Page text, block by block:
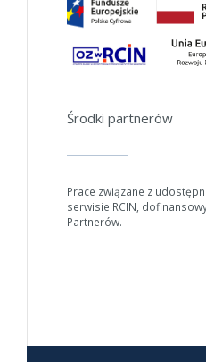
W zależności od ilości danych do
może się
Jeśli generowanie trwa zbyt
Środki partnerów
Prace związane z
serwisie RCIN,
Partnerów.